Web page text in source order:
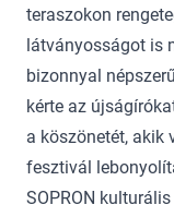
teraszokon
látványosságot is
bizonnyal
kérte az
a köszönetét, akik
fesztivál
SOPRON